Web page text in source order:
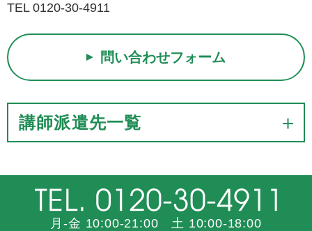
TEL 0120-30-4911
問い合わせフォーム
講師派遣先一覧
月-金 10:00-21:00 土 10:00-18:00